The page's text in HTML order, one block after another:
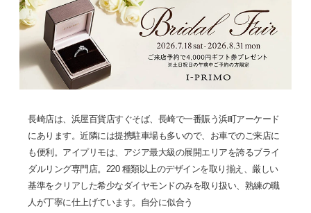
長崎店は、浜屋百貨店すぐそば、長崎で一番賑う浜町アーケード
にあります。近隣には提携駐車場も多いので、お車でのご来店に
も便利。アイプリモは、アジア最大級の展開エリアを誇るブライ
ダルリング専門店。220 種類以上のデザインを取り揃え、厳しい
基準をクリアした希少なダイヤモンドのみを取り扱い、熟練の職
人が丁寧に仕上げています。自分に似合う